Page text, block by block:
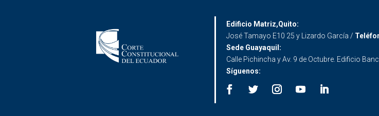
Edificio Matriz,Quito:
José Tamayo E10 25 y Lizardo García /
Sede Guayaquil:
Calle Pichincha y Av. 9 de Octubre. Edificio
Síguenos: